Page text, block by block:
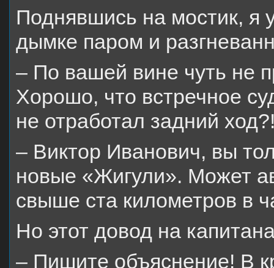
Поднявшись на мостик, я
дымке паром и
– По вашей вине чуть не
Хорошо, что встречное
не отработал задний
– Виктор Иванович, вы
новые «Жигули». Может
свыше ста километров в
Но этот довод на
– Пишите объяснение! В